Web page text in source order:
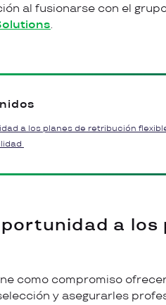
al fusionarse con el
.
a los planes de retribución
a
como compromiso
y asegurarles